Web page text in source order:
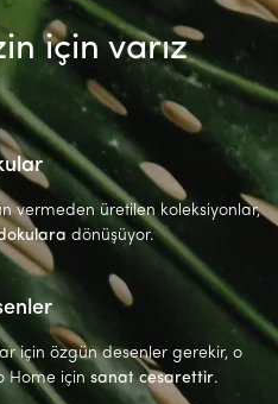
için varız
vermeden üretilen koleksiyonlar,
dönüşüyor.
için özgün desenler gerekir, o
Home içinsanat cesarettir.